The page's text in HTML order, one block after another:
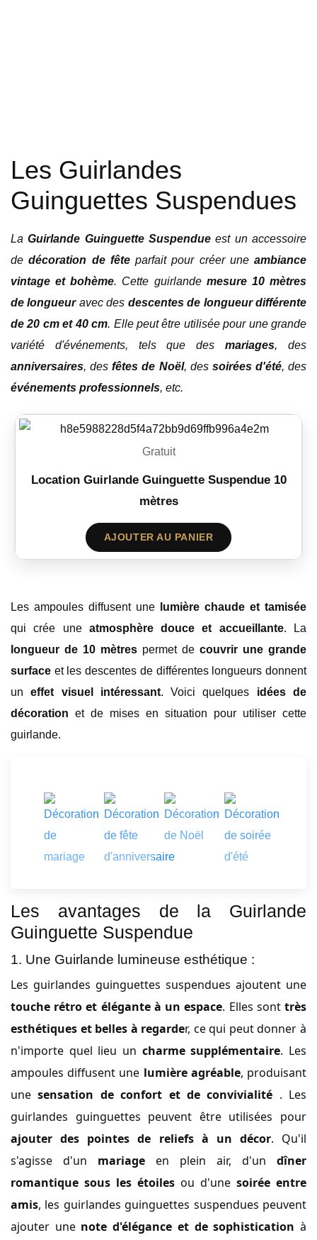
Les Guirlandes
Guinguettes Suspendues
LaGuirlande Guinguette Suspendue est un accessoire
dedécoration de fêteparfait pour créer une ambiance
vintage et bohème. Cette guirlande mesure 10 mètres
de longueuravec des descentes de longueur différente
de 20 cm et 40 cm. Elle peut être utilisée pour une grande
variété d'événements, tels que desmariages, des
anniversaires, desfêtes de Noël, des soirées d'été, des
événements professionnels, etc.
Gratuit
Location Guirlande Guinguette Suspendue 10
mètres
AJOUTER AU PANIER
Les ampoules diffusent une
lumière chaude et tamisée
qui crée une atmosphère douce et accueillante. La
longueur de 10 mètres permet de couvrir une grande
surface et les descentes de différentes longueurs donnent
uneffet visuel intéressant. Voici quelques idées de
décoration et de mises en situation pour utiliser cette
guirlande.
Les avantages de la Guirlande
Guinguette Suspendue
1. Une Guirlande lumineuse esthétique :
Les guirlandes guinguettes suspendues ajoutent une
touche rétro et élégante à un espace. Elles sonttrès
esthétiques et belles à regarder, ce qui peut donner à
n'importe quel lieu un charme supplémentaire. Les
ampoules diffusent une lumière agréable, produisant
unesensation de confort et de convivialité . Les
guirlandes guinguettes peuvent être utilisées pour
ajouter des pointes de reliefs à un décor. Qu'il
s'agisse d'un mariage en plein air, d'un dîner
romantique sous les étoiles ou d'une soirée entre
amis, les guirlandes guinguettes suspendues peuvent
ajouter une note d'élégance et de sophistication à